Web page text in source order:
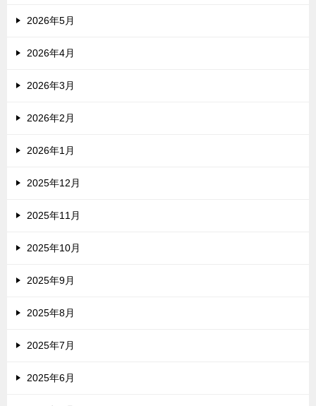
2026年5月
2026年4月
2026年3月
2026年2月
2026年1月
2025年12月
2025年11月
2025年10月
2025年9月
2025年8月
2025年7月
2025年6月